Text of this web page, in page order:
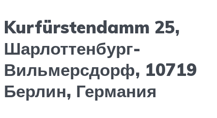
Kurfürstendamm 25,
Шарлоттенбург-
Вильмерсдорф, 10719
Берлин, Германия